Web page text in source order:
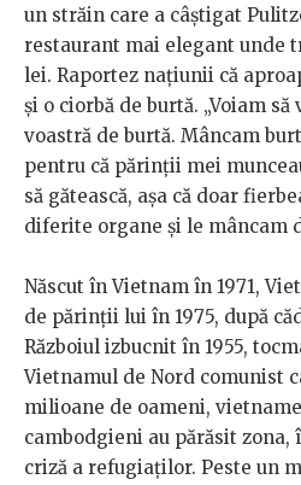
un străin care a câștigat
restaurant mai elegant unde
lei. Raportez națiunii că
și o ciorbă de burtă. „Voiam să
voastră de burtă. Mâncam
pentru că părinții mei
să gătească, așa că doar
diferite organe și le mâncam
Născut în Vietnam în 1971,
de părinții lui în 1975, după
Războiul izbucnit în 1955,
Vietnamul de Nord comunist
milioane de oameni,
cambodgieni au părăsit zona,
criză a refugiaților. Peste un